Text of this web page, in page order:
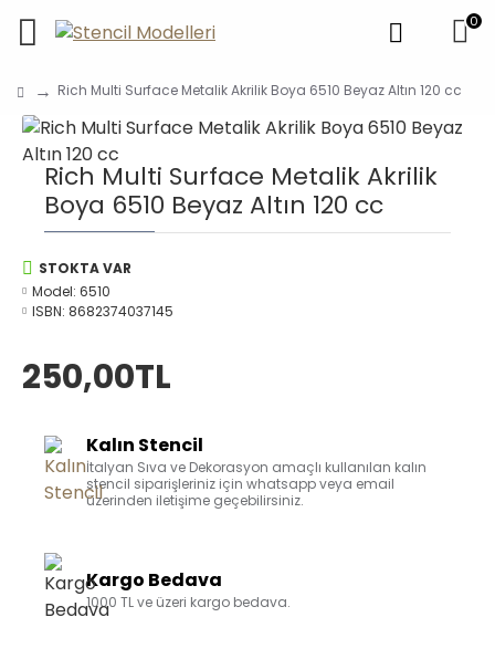
0
Rich Multi Surface Metalik Akrilik Boya 6510 Beyaz Altın 120 cc
Rich Multi Surface Metalik Akrilik
Boya 6510 Beyaz Altın 120 cc
STOKTA VAR
Model: 6510
ISBN: 8682374037145
250,00TL
Kalın Stencil
İtalyan Sıva ve Dekorasyon amaçlı kullanılan kalın
stencil siparişleriniz için whatsapp veya email
üzerinden iletişime geçebilirsiniz.
Kargo Bedava
1000 TL ve üzeri kargo bedava.